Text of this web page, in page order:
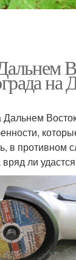
на
в противном
ли